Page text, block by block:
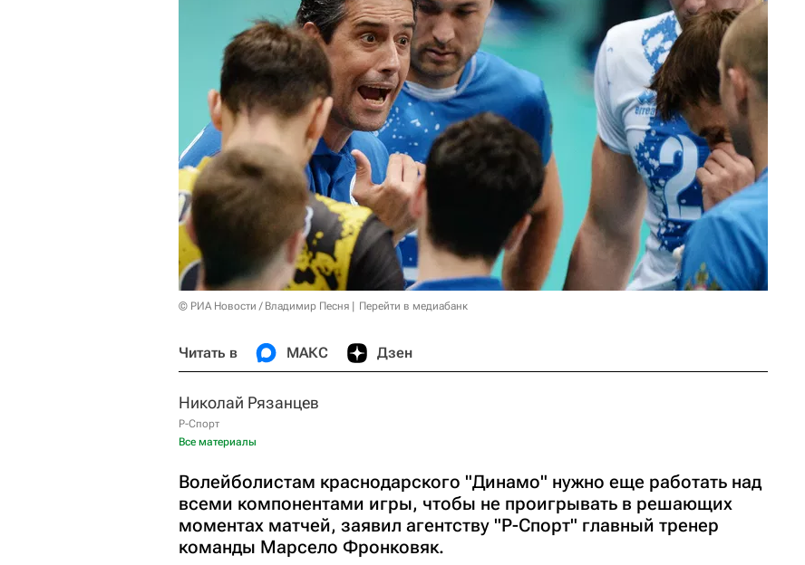
© РИА Новости / Владимир Песня Перейти в медиабанк
Читать в МАКС Дзен
Николай Рязанцев
Р-Спорт
Все материалы
Волейболистам краснодарского "Динамо" нужно еще работать над
всеми компонентами игры, чтобы не проигрывать в решающих
моментах матчей, заявил агентству "Р-Спорт" главный тренер
команды Марсело Фронковяк.